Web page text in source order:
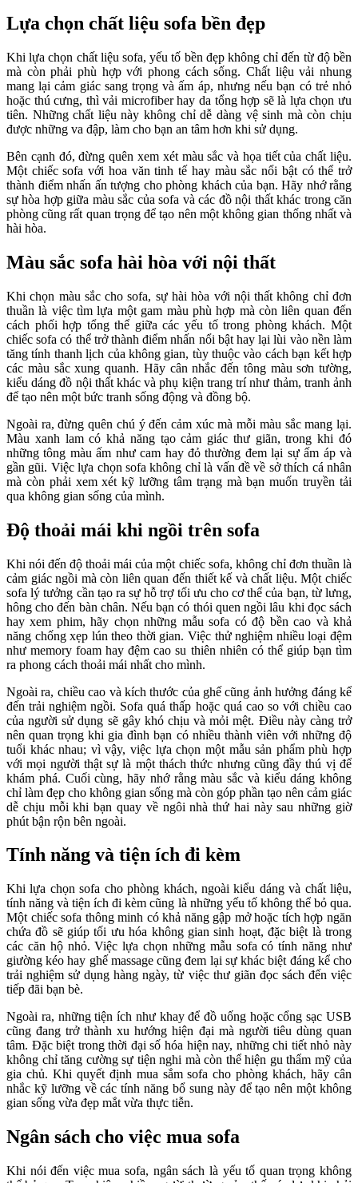
Lựa chọn chất liệu sofa bền đẹp
Khi lựa chọn chất liệu sofa, yếu tố bền đẹp không chỉ đến từ độ bền
mà còn phải phù hợp với phong cách sống. Chất liệu vải nhung
mang lại cảm giác sang trọng và ấm áp, nhưng nếu bạn có trẻ nhỏ
hoặc thú cưng, thì vải microfiber hay da tổng hợp sẽ là lựa chọn ưu
tiên. Những chất liệu này không chỉ dễ dàng vệ sinh mà còn chịu
được những va đập, làm cho bạn an tâm hơn khi sử dụng.
Bên cạnh đó, đừng quên xem xét màu sắc và họa tiết của chất liệu.
Một chiếc sofa với hoa văn tinh tế hay màu sắc nổi bật có thể trở
thành điểm nhấn ấn tượng cho phòng khách của bạn. Hãy nhớ rằng
sự hòa hợp giữa màu sắc của sofa và các đồ nội thất khác trong căn
phòng cũng rất quan trọng để tạo nên một không gian thống nhất và
hài hòa.
Màu sắc sofa hài hòa với nội thất
Khi chọn màu sắc cho sofa, sự hài hòa với nội thất không chỉ đơn
thuần là việc tìm lựa một gam màu phù hợp mà còn liên quan đến
cách phối hợp tổng thể giữa các yếu tố trong phòng khách. Một
chiếc sofa có thể trở thành điểm nhấn nổi bật hay lại lùi vào nền làm
tăng tính thanh lịch của không gian, tùy thuộc vào cách bạn kết hợp
các màu sắc xung quanh. Hãy cân nhắc đến tông màu sơn tường,
kiểu dáng đồ nội thất khác và phụ kiện trang trí như thảm, tranh ảnh
để tạo nên một bức tranh sống động và đồng bộ.
Ngoài ra, đừng quên chú ý đến cảm xúc mà mỗi màu sắc mang lại.
Màu xanh lam có khả năng tạo cảm giác thư giãn, trong khi đó
những tông màu ấm như cam hay đỏ thường đem lại sự ấm áp và
gần gũi. Việc lựa chọn sofa không chỉ là vấn đề về sở thích cá nhân
mà còn phải xem xét kỹ lưỡng tâm trạng mà bạn muốn truyền tải
qua không gian sống của mình.
Độ thoải mái khi ngồi trên sofa
Khi nói đến độ thoải mái của một chiếc sofa, không chỉ đơn thuần là
cảm giác ngồi mà còn liên quan đến thiết kế và chất liệu. Một chiếc
sofa lý tưởng cần tạo ra sự hỗ trợ tối ưu cho cơ thể của bạn, từ lưng,
hông cho đến bàn chân. Nếu bạn có thói quen ngồi lâu khi đọc sách
hay xem phim, hãy chọn những mẫu sofa có độ bền cao và khả
năng chống xẹp lún theo thời gian. Việc thử nghiệm nhiều loại đệm
như memory foam hay đệm cao su thiên nhiên có thể giúp bạn tìm
ra phong cách thoải mái nhất cho mình.
Ngoài ra, chiều cao và kích thước của ghế cũng ảnh hưởng đáng kể
đến trải nghiệm ngồi. Sofa quá thấp hoặc quá cao so với chiều cao
của người sử dụng sẽ gây khó chịu và mỏi mệt. Điều này càng trở
nên quan trọng khi gia đình bạn có nhiều thành viên với những độ
tuổi khác nhau; vì vậy, việc lựa chọn một mẫu sản phẩm phù hợp
với mọi người thật sự là một thách thức nhưng cũng đầy thú vị để
khám phá. Cuối cùng, hãy nhớ rằng màu sắc và kiểu dáng không
chỉ làm đẹp cho không gian sống mà còn góp phần tạo nên cảm giác
dễ chịu mỗi khi bạn quay về ngôi nhà thứ hai này sau những giờ
phút bận rộn bên ngoài.
Tính năng và tiện ích đi kèm
Khi lựa chọn sofa cho phòng khách, ngoài kiểu dáng và chất liệu,
tính năng và tiện ích đi kèm cũng là những yếu tố không thể bỏ qua.
Một chiếc sofa thông minh có khả năng gập mở hoặc tích hợp ngăn
chứa đồ sẽ giúp tối ưu hóa không gian sinh hoạt, đặc biệt là trong
các căn hộ nhỏ. Việc lựa chọn những mẫu sofa có tính năng như
giường kéo hay ghế massage cũng đem lại sự khác biệt đáng kể cho
trải nghiệm sử dụng hàng ngày, từ việc thư giãn đọc sách đến việc
tiếp đãi bạn bè.
Ngoài ra, những tiện ích như khay để đồ uống hoặc cổng sạc USB
cũng đang trở thành xu hướng hiện đại mà người tiêu dùng quan
tâm. Đặc biệt trong thời đại số hóa hiện nay, những chi tiết nhỏ này
không chỉ tăng cường sự tiện nghi mà còn thể hiện gu thẩm mỹ của
gia chủ. Khi quyết định mua sắm sofa cho phòng khách, hãy cân
nhắc kỹ lưỡng về các tính năng bổ sung này để tạo nên một không
gian sống vừa đẹp mắt vừa thực tiễn.
Ngân sách cho việc mua sofa
Khi nói đến việc mua sofa, ngân sách là yếu tố quan trọng không